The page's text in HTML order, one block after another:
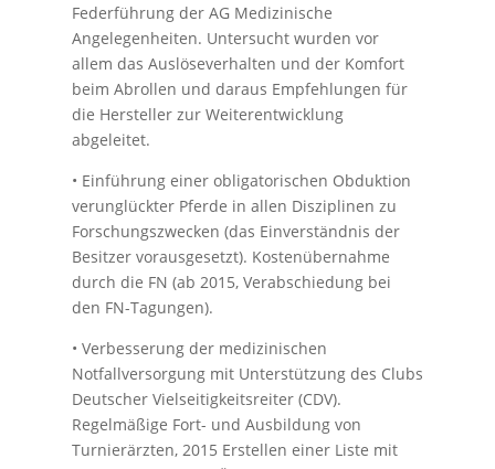
Federführung der AG Medizinische
Angelegenheiten. Untersucht wurden vor
allem das Auslöseverhalten und der Komfort
beim Abrollen und daraus Empfehlungen für
die Hersteller zur Weiterentwicklung
abgeleitet.
• Einführung einer obligatorischen Obduktion
verunglückter Pferde in allen Disziplinen zu
Forschungszwecken (das Einverständnis der
Besitzer vorausgesetzt). Kostenübernahme
durch die FN (ab 2015, Verabschiedung bei
den FN-Tagungen).
• Verbesserung der medizinischen
Notfallversorgung mit Unterstützung des Clubs
Deutscher Vielseitigkeitsreiter (CDV).
Regelmäßige Fort- und Ausbildung von
Turnierärzten, 2015 Erstellen einer Liste mit